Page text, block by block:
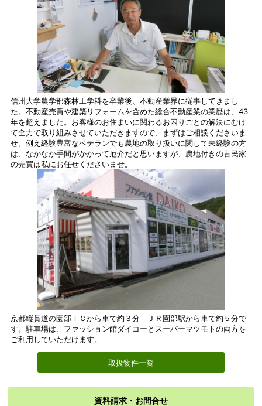
信州大学農学部森林工学科を卒業後、不動産業界に従事してきまし
た。不動産売買や建築リフォームを含めた総合不動産業の業歴は、43
年を超えました。お客様のお住まいに関わるお困りごとの解決にむけ
て全力で取り組みさせていただきますので、まずはご相談くださいま
せ。例え経験豊富なベテランでも農地の取り扱いに関して未経験の方
は、なかなか手間がかかって厄介だと思いますが、農地付きの古民家
の売買は私にお任せくださいませ。
京都縦貫道の園部ＩＣから車で約３分 ＪＲ園部駅から車で約５分で
す。駐車場は、ファッション館ダイコーとスーパーマツモトの両方を
ご利用していただけます。
取扱物件一覧
資料請求・お問合せ